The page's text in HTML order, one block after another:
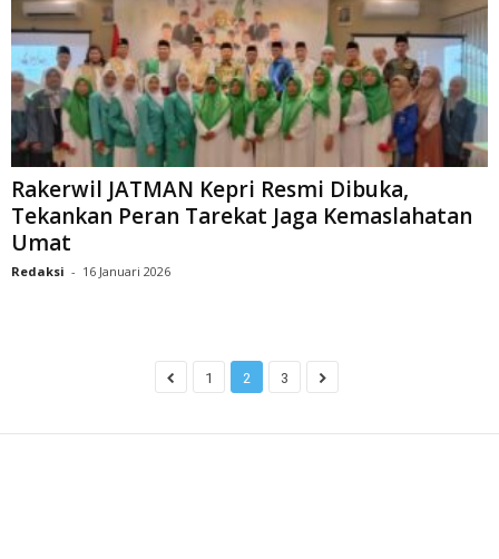
Rakerwil JATMAN Kepri Resmi Dibuka,
Tekankan Peran Tarekat Jaga Kemaslahatan
Umat
Redaksi - 16 Januari 2026
1 2 3